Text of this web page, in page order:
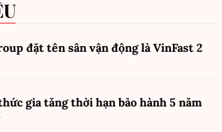
đặt tên sân vận động là VinFast 2
gia tăng thời hạn bảo hành 5 năm